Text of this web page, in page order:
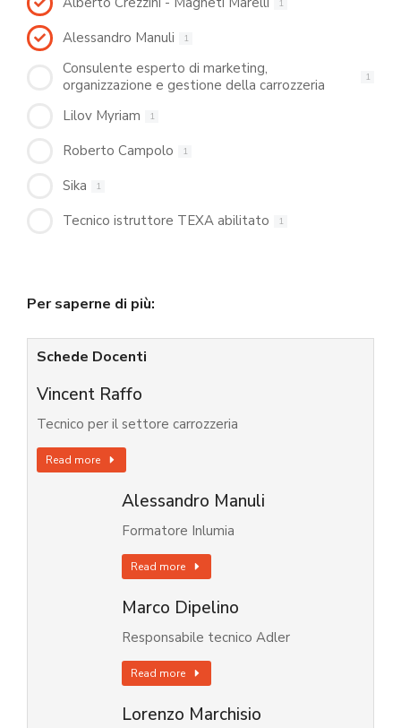
1
Alessandro Manuli 1
Consulente esperto di marketing,
organizzazione e gestione della carrozzeria
1
Lilov Myriam 1
Roberto Campolo 1
Sika 1
Tecnico istruttore TEXA abilitato 1
Per saperne di più:
Schede Docenti
Vincent Raffo
Tecnico per il settore carrozzeria
Read more
Alessandro Manuli
Formatore Inlumia
Read more
Marco Dipelino
Responsabile tecnico Adler
Read more
Lorenzo Marchisio